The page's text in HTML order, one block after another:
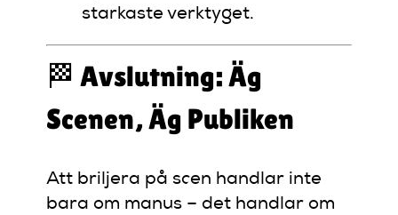
starkaste verktyget.
🏁 Avslutning: Äg
Scenen, Äg Publiken
Att briljera på scen handlar inte
bara om manus – det handlar om